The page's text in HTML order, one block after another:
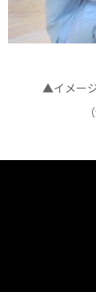
▲イメー
（